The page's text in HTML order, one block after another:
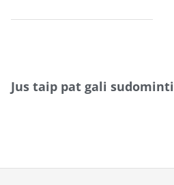
Jus taip pat gali sudominti